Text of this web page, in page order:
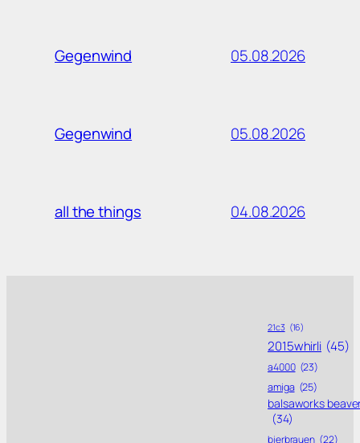
Gegenwind 05.08.2026
Gegenwind 05.08.2026
all the things 04.08.2026
21c3 (16)
2015whirli (45)
a4000 (23)
amiga (25)
balsaworks
(34)
bierbrauen (22)